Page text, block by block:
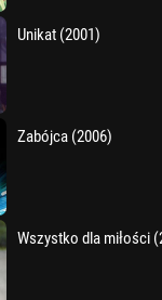
Unikat (2001)
Zabójca (2006)
Wszystko dla miłości